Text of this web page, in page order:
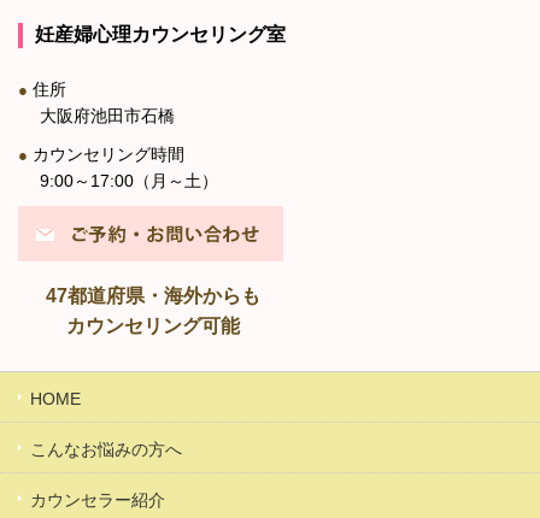
妊産婦心理カウンセリング室
● 住所
大阪府池田市石橋
● カウンセリング時間
9:00～17:00（月～土）
47都道府県・海外からも
カウンセリング可能
HOME
こんなお悩みの方へ
カウンセラー紹介